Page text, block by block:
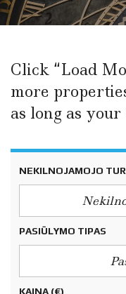
Click “Load
more
as long as
NEKILNOJAMOJO
PASIŪLYMO TIPAS
KAINA (€)